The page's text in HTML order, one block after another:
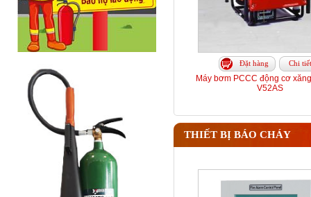
Đặt hàng Chi tiết
Máy bơm PCCC động cơ
V52AS
THIẾT BỊ BÁO CHÁY